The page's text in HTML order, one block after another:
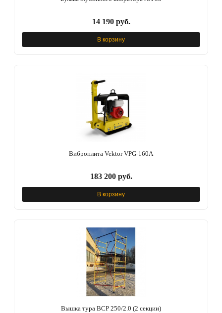
14 190 руб.
В корзину
Виброплита Vektor VPG-160А
183 200 руб.
В корзину
Вышка тура ВСР 250/2.0 (2 секции)